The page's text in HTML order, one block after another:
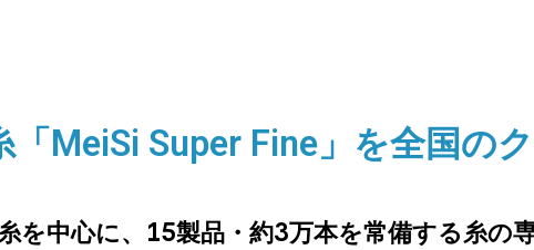
「MeiSi Super Fine」を全国の
を中心に、15製品・約3万本を常備する糸の専